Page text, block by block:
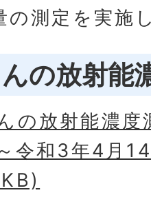
の測定を実施
の放射能
の放射能濃
令和3年4月